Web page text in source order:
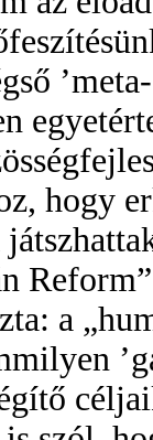
hogy
a